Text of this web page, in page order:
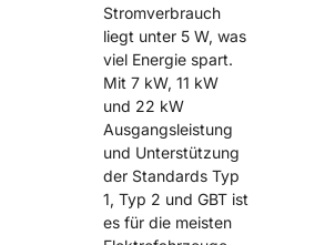
Stromverbrauch
liegt unter 5 W, was
viel Energie spart.
Mit 7 kW, 11 kW
und 22 kW
Ausgangsleistung
und Unterstützung
der Standards Typ
1, Typ 2 und GBT ist
es für die meisten